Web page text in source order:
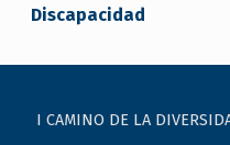
Discapacidad
I CAMINO DE LA